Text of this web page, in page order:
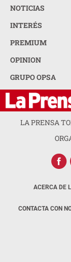
NOTICIAS
INTERÉS
PREMIUM
OPINION
GRUPO OPSA
LA PRENSA
ACERCA DE
CONTACTA CON